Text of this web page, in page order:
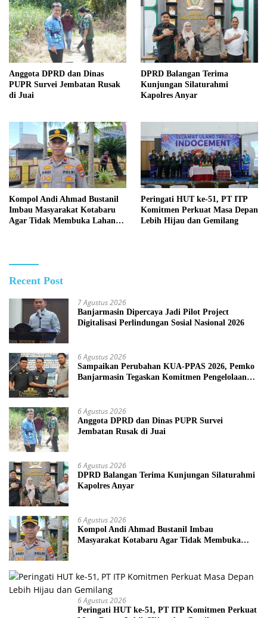
Anggota DPRD dan Dinas
PUPR Survei Jembatan Rusak
di Juai
DPRD Balangan Terima
Kunjungan Silaturahmi
Kapolres Anyar
Kompol Andi Ahmad Bustanil
Imbau Masyarakat Kotabaru
Agar Tidak Membuka Lahan
Peringati HUT ke-51, PT ITP
Komitmen Perkuat Masa Depan
Lebih Hijau dan Gemilang
Recent Post
7 Agustus 2026
Banjarmasin Dipercaya Jadi Pilot Project
Digitalisasi Perlindungan Sosial Nasional 2026
6 Agustus 2026
Sampaikan Perubahan KUA-PPAS 2026, Pemko
Banjarmasin Tegaskan Komitmen Pengelolaan
6 Agustus 2026
Anggota DPRD dan Dinas PUPR Survei
Jembatan Rusak di Juai
6 Agustus 2026
DPRD Balangan Terima Kunjungan Silaturahmi
Kapolres Anyar
6 Agustus 2026
Kompol Andi Ahmad Bustanil Imbau
Masyarakat Kotabaru Agar Tidak Membuka
6 Agustus 2026
Peringati HUT ke-51, PT ITP Komitmen Perkuat